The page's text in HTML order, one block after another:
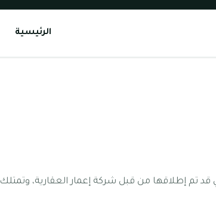
الرئيسية
تم إطلاقها من قبل شركة إعمار العقارية، وتمتلك